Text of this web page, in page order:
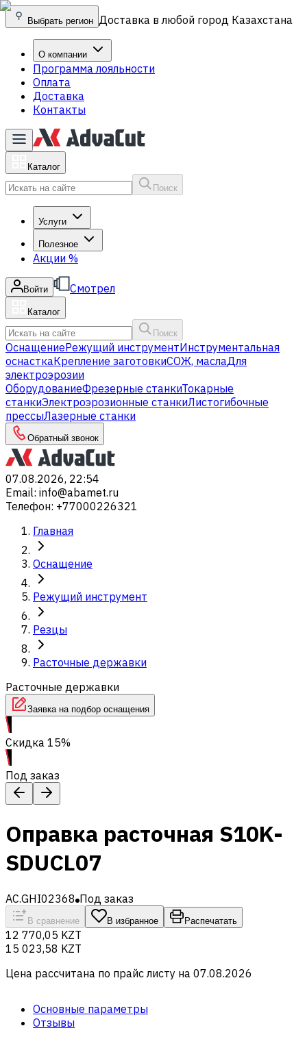
Выбрать регион Доставка в любой город Казахстана
О компании
Программа лояльности
Оплата
Доставка
Контакты
Каталог
Поиск
Услуги
Полезное
Акции %
Войти Смотрел
Каталог
Поиск
ОснащениеРежущий инструментИнструментальная
оснасткаКрепление заготовкиСОЖ, маслаДля
электроэрозии
ОборудованиеФрезерные станкиТокарные
станкиЭлектроэрозионные станкиЛистогибочные
прессыЛазерные станки
Обратный звонок
07.08.2026, 22:54
Email: info@abamet.ru
Телефон: +77000226321
Главная
Оснащение
Режущий инструмент
Резцы
Расточные державки
Расточные державки
Заявка на подбор оснащения
Скидка 15%
Под заказ
Оправка расточная S10K-
SDUCL07
AC.GHI02368 Под заказ
В сравнение В избранное Распечатать
12 770,05 KZT
15 023,58 KZT
Цена рассчитана по прайс листу на 07.08.2026
Основные параметры
Отзывы